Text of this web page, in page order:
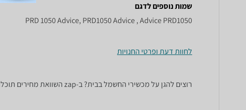
שמות נוספים לדגם
PRD 1050 Advice, PRD1050 Advice , Advice PRD1050
לחוות דעת ופרטי החנויות
רוצים להגן על מכשירי החשמל בבית? ב-zap השוואת מחירים תוכלו למצוא מגוון רחב של מכשירי אל פסק, מגן ברקים ומייצבי מתח של מיטב המותגים: Advice, APC, GPT, Ippon ועוד.